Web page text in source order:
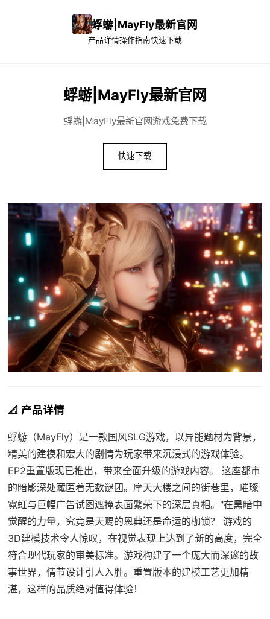
蜉蝣|MayFly最新官网
产品详情操作指南快速下载
蜉蝣|MayFly最新官网
蜉蝣|MayFly最新官网游戏免费下载
快速下载
📐 产品详情
蜉蝣（MayFly）是一款国风SLG游戏，以异能题材为背景，
精美的建模和宏大的剧情为玩家带来沉浸式的游戏体验。
EP2重置版现已推出，带来全面升级的游戏内容。 这座都市
的暗影深处藏匿着无数谜团。摩天大楼之间的街巷里，璀璨
霓虹与巨幅广告试图遮掩表面繁荣下的深层真相。"在黑暗中
觉醒的力量，究竟是天赐的恩典还是命运的枷锁？ 游戏的
3D建模技术令人惊叹，在视觉表现上达到了新的高度，完全
符合现代玩家的审美标准。游戏构建了一个庞大而深邃的故
事世界，情节设计引人入胜。重置版本的建模工艺更加精
湛，这样的品质绝对值得体验！